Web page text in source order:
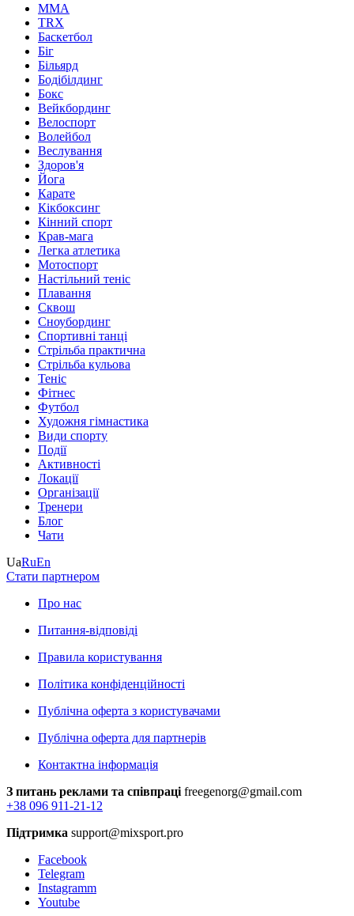
MMA
TRX
Баскетбол
Біг
Більярд
Бодібілдинг
Бокс
Вейкбординг
Велоспорт
Волейбол
Веслування
Здоров'я
Йога
Карате
Кікбоксинг
Кінний спорт
Крав-мага
Легка атлетика
Мотоспорт
Настільний теніс
Плавання
Сквош
Сноубординг
Спортивні танці
Стрільба практична
Стрільба кульова
Теніс
Фітнес
Футбол
Художня гімнастика
Види спорту
Події
Активності
Локації
Організації
Тренери
Блог
Чати
UaRuEn
Стати партнером
Про нас
Питання-відповіді
Правила користування
Політика конфіденційності
Публічна оферта з користувачами
Публічна оферта для партнерів
Контактна інформація
З питань реклами та співпраці freegenorg@gmail.com
+38 096 911-21-12
Підтримка support@mixsport.pro
Facebook
Telegram
Instagramm
Youtube